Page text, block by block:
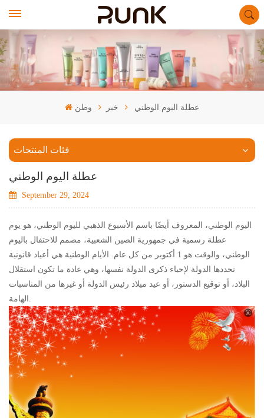
وطن خبر عطلة اليوم الوطني
فئات المنتجات
عطلة اليوم الوطني
September 29, 2024
اليوم الوطني، المعروف أيضًا باسم الأسبوع الذهبي لليوم الوطني، هو يوم
عطلة رسمية في جمهورية الصين الشعبية، مصمم للاحتفال باليوم
الوطني، والوقت هو 1 أكتوبر من كل عام. الأيام الوطنية هي أعياد قانونية
تحددها الدولة لإحياء ذكرى الدولة نفسها، وهي عادة ما تكون استقلال
البلاد، أو توقيع الدستور، أو عيد ميلاد رئيس الدولة أو غيرها من المناسبات
الهامة.